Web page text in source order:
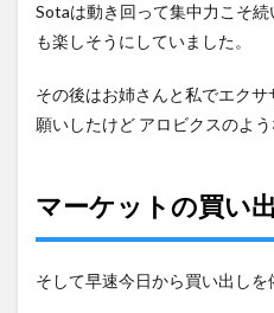
Sotaは動き回って集中力こそ
も楽しそうにしていました。
その後はお姉さんと私でエク
願いしたけど アロビクスのよ
マーケットの買い
そして早速今日から買い出しを